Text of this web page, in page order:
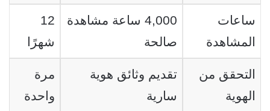
ساعات
المشاهدة
4,000 ساعة مشاهدة
صالحة
12
شهرًا
التحقق من
الهوية
تقديم وثائق هوية
سارية
مرة
واحدة